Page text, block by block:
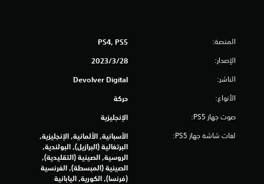
1
6
المنصة: PS4, PS5
الإصدار: 28‏/3‏/2023
الناشر: Devolver Digital
الأنواع: حركة
صوت جهاز PS5: الإنجليزية
لغات شاشة جهاز PS5:
الأسبانية, الألمانية, الإنجليزية,
البرتغالية (البرازيل), البولندية,
الروسية, الصينية (التقليدية),
الصينية (المبسطة), الفرنسية
(فرنسا), الكورية, اليابانية